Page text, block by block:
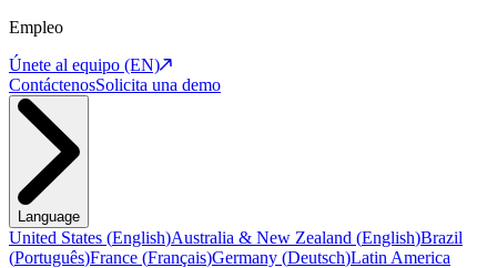
Empleo
Únete al equipo (EN)
ContáctenosSolicita una demo
Language
United States (English)Australia & New Zealand (English)Brazil
(Português)France (Français)Germany (Deutsch)Latin America